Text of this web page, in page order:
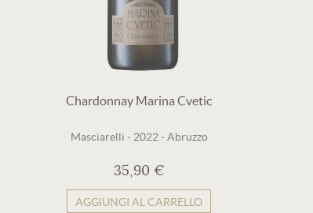
Chardonnay Marina Cvetic
Masciarelli - 2022 - Abruzzo
35,90 €
AGGIUNGI AL CARRELLO